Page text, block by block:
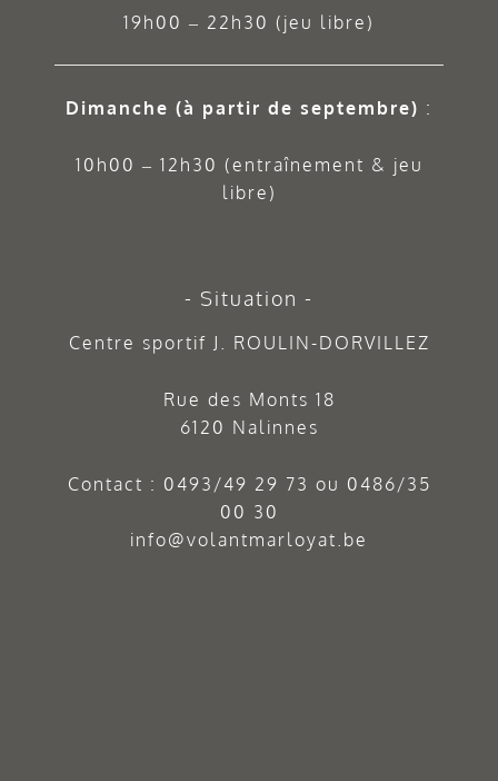
19h00 – 22h30 (jeu libre)
Dimanche (à partir de septembre) :
10h00 – 12h30 (entraînement & jeu
libre)
Situation
Centre sportif J. ROULIN-DORVILLEZ
Rue des Monts 18
6120 Nalinnes
Contact : 0493/49 29 73 ou 0486/35
00 30
info@volantmarloyat.be